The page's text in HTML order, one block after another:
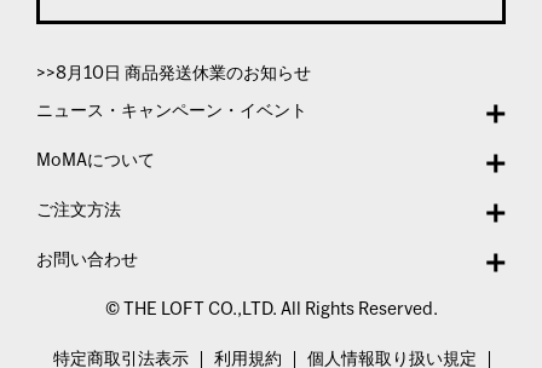
>>8月10日 商品発送休業のお知らせ
ニュース・キャンペーン・イベント
MoMAについて
ご注文方法
お問い合わせ
© THE LOFT CO.,LTD. All Rights Reserved.
特定商取引法表示 利用規約 個人情報取り扱い規定